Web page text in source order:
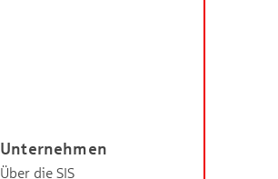
Unternehmen
Über die SIS